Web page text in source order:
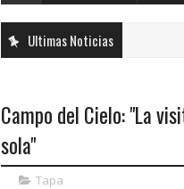
Ultimas Noticias
Campo del Cielo: "La
sola"
Tapa